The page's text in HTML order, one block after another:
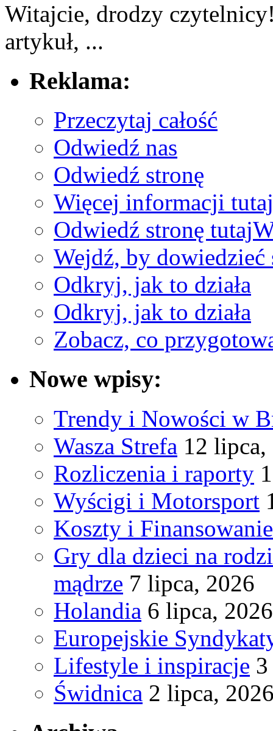
Witajcie, drodzy
‌artykuł, ...
Reklama:
Przeczytaj całość
Odwiedź nas
Odwiedź stronę
Więcej informacji tutaj
Odwiedź stronę tutaj
Wejdź, by dowiedzieć
Odkryj, jak to działa
Odkryj, jak to działa
Zobacz, co
Nowe wpisy:
Trendy i Nowości w
Wasza Strefa 12 lipca,
Rozliczenia i raporty
Wyścigi i Motorsport
Koszty i Finansowanie
Gry dla dzieci na
mądrze 7 lipca, 2026
Holandia 6 lipca, 2026
Europejskie
Lifestyle i inspiracje
Świdnica 2 lipca,